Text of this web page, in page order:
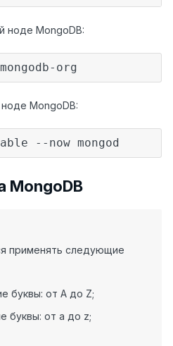
ноде MongoDB:
org
MongoDB:
--now mongod
MongoDB
применять следующие
буквы: от A до Z;
буквы: от a до z;